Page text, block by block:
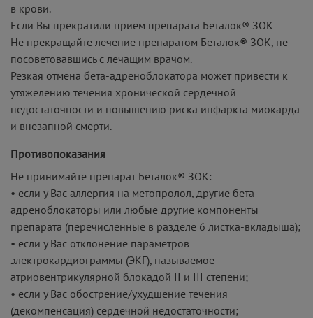
в крови.
Если Вы прекратили прием препарата Беталок® ЗОК
Не прекращайте лечение препаратом Беталок® ЗОК, не
посоветовавшись с лечащим врачом.
Резкая отмена бета-адреноблокатора может привести к
утяжелению течения хронической сердечной
недостаточности и повышению риска инфаркта миокарда
и внезапной смерти.
Противопоказания
Не принимайте препарат Беталок® ЗОК:
• если у Вас аллергия на метопролол, другие бета-
адреноблокаторы или любые другие компоненты
препарата (перечисленные в разделе 6 листка-вкладыша);
• если у Вас отклонение параметров
электрокардиограммы (ЭКГ), называемое
атриовентрикулярной блокадой II и III степени;
• если у Вас обострение/ухудшение течения
(декомпенсация) сердечной недостаточности;